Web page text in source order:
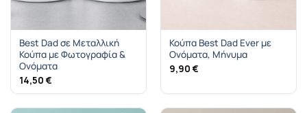
Best Dad σε Μεταλλική
Κούπα με Φωτογραφία &
Ονόματα
14,50 €
Κούπα Best Dad Ever με
Ονόματα, Μήνυμα
9,90 €